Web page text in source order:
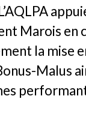
Marois en
la mise
Malus